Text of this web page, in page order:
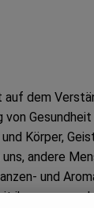
dem
Körper,
andere
und
ihnen unsere